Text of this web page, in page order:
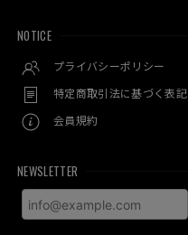
NOTICE
プライバシーポリシー
特定商取引法に基づく表記
会員規約
NEWSLETTER